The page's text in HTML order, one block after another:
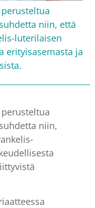
niin, että
luterilaisen
erityisasemasta ja
niin,